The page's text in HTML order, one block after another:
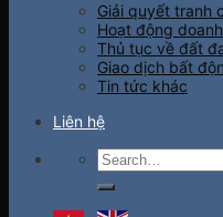
Giải quyết tranh
Hoạt động
Thủ tục về đất
Giao dịch bất
Tin tức khác
Liên hệ